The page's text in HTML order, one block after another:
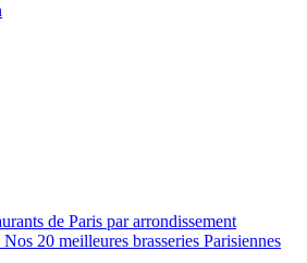
de Paris par arrondissement
20 meilleures brasseries Parisiennes